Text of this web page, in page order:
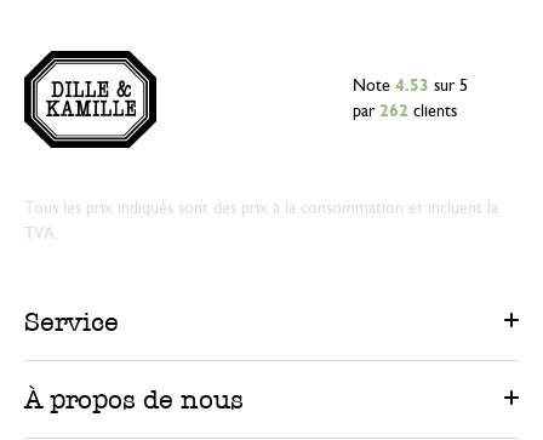
Note 4.53 sur 5
par 262 clients
Tous les prix indiqués sont des prix à la consommation et incluent la
TVA.
Service
À propos de nous